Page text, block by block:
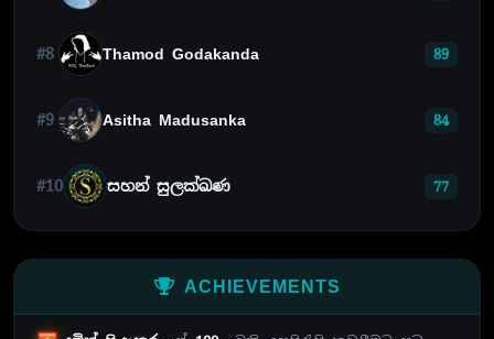
#8 Thamod Godakanda 89
#9 Asitha Madusanka 84
#10 සහන් සුලක්ඛණ 77
ACHIEVEMENTS